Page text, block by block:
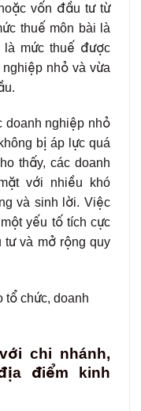
vốn đầu tư từ
thuế môn bài là
mức thuế được
nhỏ và vừa
doanh nghiệp nhỏ
bị áp lực quá
thấy, các doanh
với nhiều khó
và sinh lời. Việc
yếu tố tích cực
tư và mở rộng quy
chi nhánh,
điểm kinh